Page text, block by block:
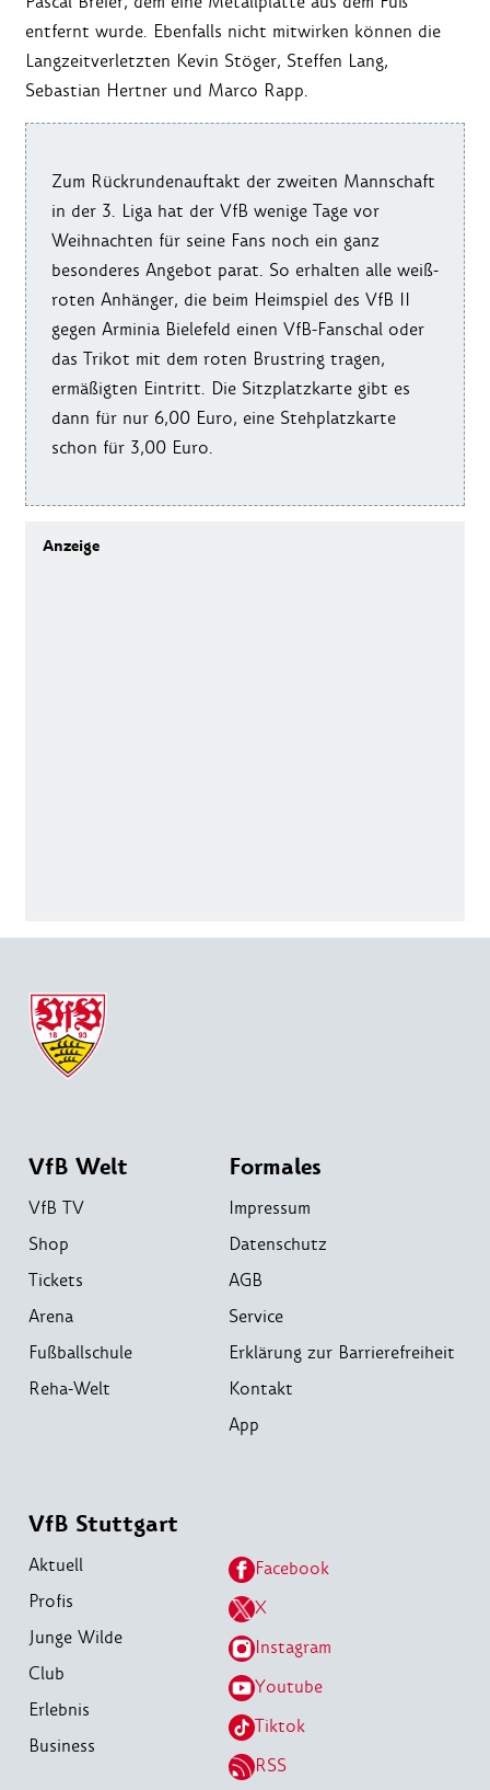
entfernt wurde. Ebenfalls nicht mitwirken können die
Langzeitverletzten Kevin Stöger, Steffen Lang,
Sebastian Hertner und Marco Rapp.
Zum Rückrundenauftakt der zweiten Mannschaft
in der 3. Liga hat der VfB wenige Tage vor
Weihnachten für seine Fans noch ein ganz
besonderes Angebot parat. So erhalten alle weiß-
roten Anhänger, die beim Heimspiel des VfB II
gegen Arminia Bielefeld einen VfB-Fanschal oder
das Trikot mit dem roten Brustring tragen,
ermäßigten Eintritt. Die Sitzplatzkarte gibt es
dann für nur 6,00 Euro, eine Stehplatzkarte
schon für 3,00 Euro.
VfB Welt
VfB TV
Shop
Tickets
Arena
Fußballschule
Reha-Welt
Formales
Impressum
Datenschutz
AGB
Service
Erklärung zur Barrierefreiheit
Kontakt
App
VfB Stuttgart
Aktuell
Profis
Junge Wilde
Club
Erlebnis
Business
Facebook
X
Instagram
Youtube
Tiktok
RSS